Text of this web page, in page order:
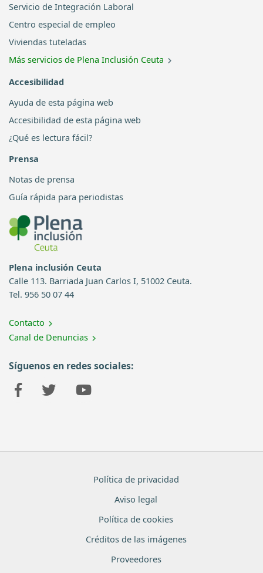
Servicio de Integración Laboral
Centro especial de empleo
Viviendas tuteladas
Más servicios de Plena Inclusión Ceuta
Accesibilidad
Ayuda de esta página web
Accesibilidad de esta página web
¿Qué es lectura fácil?
Prensa
Notas de prensa
Guía rápida para periodistas
Plena inclusión Ceuta
Calle 113. Barriada Juan Carlos I, 51002 Ceuta.
Tel. 956 50 07 44
Contacto
Canal de Denuncias
Síguenos en redes sociales:
Política de privacidad
Aviso legal
Política de cookies
Créditos de las imágenes
Proveedores